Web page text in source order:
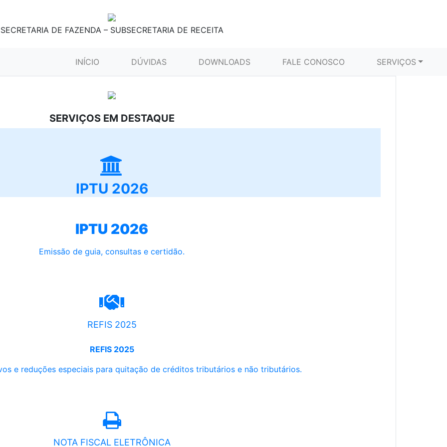
SECRETARIA DE FAZENDA – SUBSECRETARIA DE RECEITA
INÍCIO (CURRENT)DÚVIDAS DOWNLOADS FALE CONOSCO SERVIÇOS
SERVIÇOS EM DESTAQUE
IPTU 2026
IPTU 2026
Emissão de guia, consultas e certidão.
REFIS 2025
REFIS 2025
e reduções especiais para quitação de créditos tributários e não tributários.
NOTA FISCAL ELETRÔNICA